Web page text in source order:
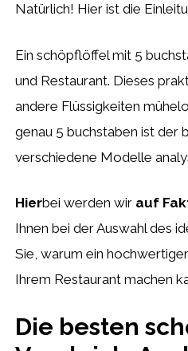
Natürlich! Hier ist die
Ein schöpflöffel mit 5
und Restaurant. Dieses
andere Flüssigkeiten
genau 5 buchstaben ist der
verschiedene Modelle
Hierbei werden wir auf
Ihnen bei der Auswahl des
Sie, warum ein
Ihrem Restaurant machen
Die besten